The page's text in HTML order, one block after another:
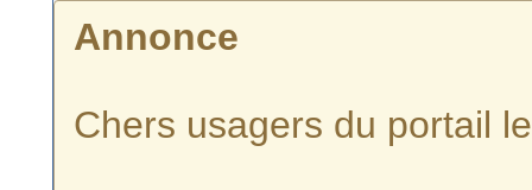
Annonce
Chers usagers du portail